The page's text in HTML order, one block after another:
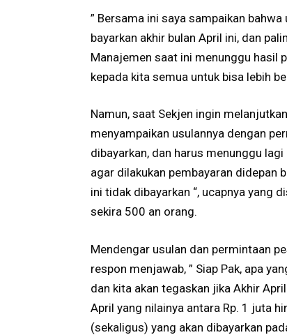
” Bersama ini saya sampaikan
bayarkan akhir bulan April ini, dan
Manajemen saat ini menunggu hasil
kepada kita semua untuk bisa lebih
Namun, saat Sekjen ingin
menyampaikan usulannya dengan
dibayarkan, dan harus menunggu
agar dilakukan pembayaran didepan
ini tidak dibayarkan “, ucapnya yang
sekira 500 an orang.
Mendengar usulan dan permintaan
respon menjawab, ” Siap Pak, apa
dan kita akan tegaskan jika Akhir
April yang nilainya antara Rp. 1 juta
(sekaligus) yang akan dibayarkan